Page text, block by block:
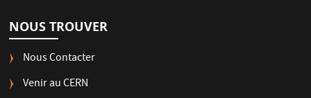
NOUS TROUVER
Nous Contacter
Venir au CERN